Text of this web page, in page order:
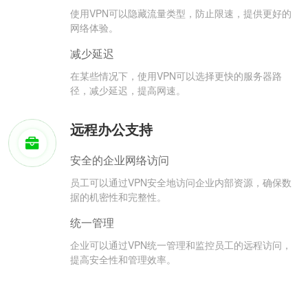
使用VPN可以隐藏流量类型，防止限速，提供更好的
网络体验。
减少延迟
在某些情况下，使用VPN可以选择更快的服务器路
径，减少延迟，提高网速。
远程办公支持
安全的企业网络访问
员工可以通过VPN安全地访问企业内部资源，确保数
据的机密性和完整性。
统一管理
企业可以通过VPN统一管理和监控员工的远程访问，
提高安全性和管理效率。